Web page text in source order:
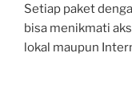
Setiap paket
bisa menikmati
lokal maupun